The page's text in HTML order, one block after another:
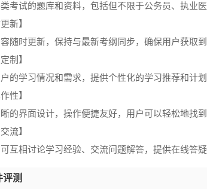
考试的题库和资料，包括但不限于公务员、执业
新】
随时更新，保持与最新考纲同步，确保用户获取
制】
的学习情况和需求，提供个性化的学习推荐和计划
性】
的界面设计，操作便捷友好，用户可以轻松地找
流】
互相讨论学习经验、交流问题解答，提供在线答
评测